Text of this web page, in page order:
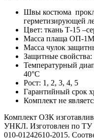
Швы костюма
герметизирующей
Цвет: ткань Т-15
Масса плаща ОП-
Масса чулок
Защитные
Температурный
40°С
Рост: 1, 2, 3, 4, 5
Гарантийный срок
Комплект не
Комплект ОЗК
УНКЛ. Изготовлен по ТУ
010-01242610-2015.